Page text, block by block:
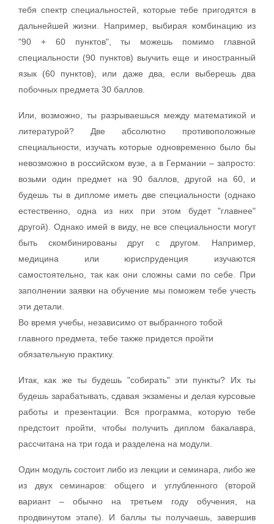
тебя спектр специальностей, которые тебе пригодятся в
дальнейшей жизни. Например, выбирая комбинацию из
"90 + 60 пунктов", ты можешь помимо главной
специальности (90 пунктов) выучить еще и иностранный
язык (60 пунктов), или даже два, если выберешь два
побочных предмета 30 баллов.
Или, возможно, ты разрываешься между математикой и
литературой? Две абсолютно противоположные
специальности, изучать которые одновременно было бы
невозможно в российском вузе, а в Германии – запросто:
возьми один предмет на 90 баллов, другой на 60, и
будешь ты в дипломе иметь две специальности (однако
естественно, одна из них при этом будет "главнее"
другой). Однако имей в виду, не все специальности могут
быть скомбинированы друг с другом. Например,
медицина или юриспруденция изучаются
самостоятельно, так как они сложны сами по себе. При
заполнении заявки на обучение мы поможем тебе учесть
эти детали.
Во время учебы, независимо от выбранного тобой
главного предмета, тебе также придется пройти
обязательную практику.
Итак, как же ты будешь "собирать" эти пункты? Их ты
будешь зарабатывать, сдавая экзамены и делая курсовые
работы и презентации. Вся программа, которую тебе
предстоит пройти, чтобы получить диплом бакалавра,
рассчитана на три года и разделена на модули.
Один модуль состоит либо из лекции и семинара, либо же
из двух семинаров: общего и углубленного (второй
вариант – обычно на третьем году обучения, на
продвинутом этапе). И баллы ты получаешь, завершив